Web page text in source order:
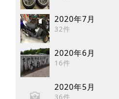
2020年7月
32件
2020年6月
16件
2020年5月
36件